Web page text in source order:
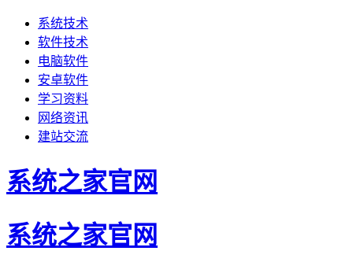
系统技术
软件技术
电脑软件
安卓软件
学习资料
网络资讯
建站交流
系统之家官网
系统之家官网